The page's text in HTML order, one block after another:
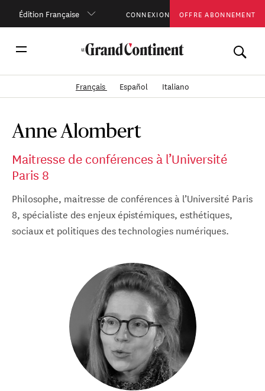
Édition Française CONNEXION OFFRE ABONNEMENT
Français Español Italiano
Anne Alombert
Maitresse de conférences à l’Université
Paris 8
Philosophe, maitresse de conférences à l’Université Paris
8, spécialiste des enjeux épistémiques, esthétiques,
sociaux et politiques des technologies numériques.